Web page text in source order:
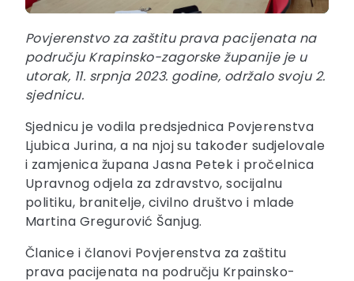
Povjerenstvo za zaštitu prava pacijenata na
području Krapinsko-zagorske županije je u
utorak, 11. srpnja 2023. godine, održalo svoju 2.
sjednicu.
Sjednicu je vodila predsjednica Povjerenstva
Ljubica Jurina, a na njoj su također sudjelovale
i zamjenica župana Jasna Petek i pročelnica
Upravnog odjela za zdravstvo, socijalnu
politiku, branitelje, civilno društvo i mlade
Martina Gregurović Šanjug.
Članice i članovi Povjerenstva za zaštitu
prava pacijenata na području Krpainsko-